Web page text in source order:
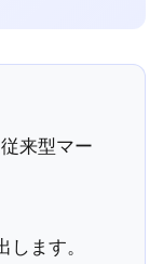
来型マー
ます。